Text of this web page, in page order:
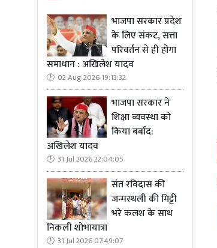
भाजपा सरकार प्रदेश
के लिए संकट, सत्ता
परिवर्तन से ही होगा
समाधान : अखिलेश यादव
02 Aug 2026 19:13:32
भाजपा सरकार ने
शिक्षा व्यवस्था को
किया बर्बाद:
अखिलेश यादव
31 Jul 2026 22:04:05
संत रविदास की
जन्मस्थली की मिट्टी
भरे कलश के साथ
निकली शोभायात्रा
31 Jul 2026 07:49:07